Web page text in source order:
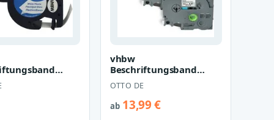
für Dymo
LT-100H, 2000,
vhbw
Beschriftungsband
passend für Brother PT
H107B, H101TB, H105,
H10…
OTTO DE
ab13,99 €